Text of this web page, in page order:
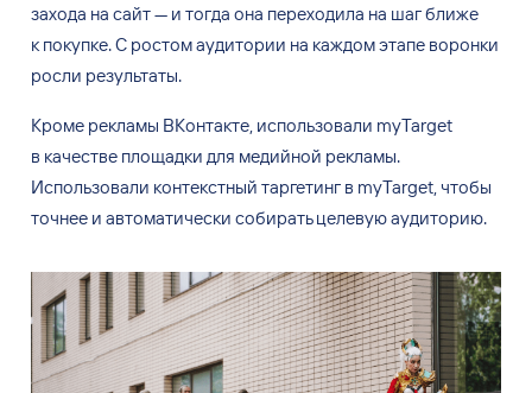
захода на сайт—и тогда она переходила на шаг ближе
к покупке. С ростом аудитории на каждом этапе воронки
росли результаты.
Кроме рекламы ВКонтакте, использовали myTarget
в качестве площадки для медийной рекламы.
Использовали контекстный таргетинг в myTarget, чтобы
точнее и автоматически собирать целевую аудиторию.